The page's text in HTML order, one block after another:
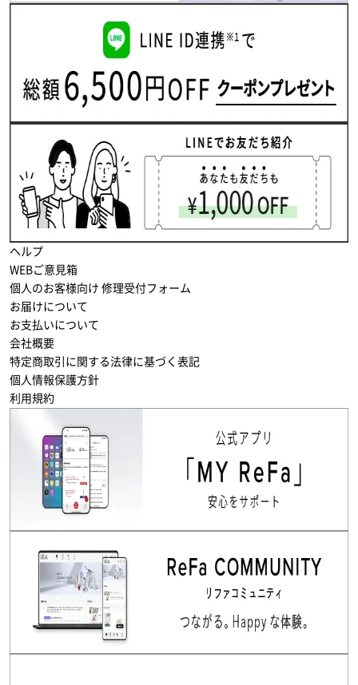
ヘルプ
WEBご意見箱
個人のお客様向け 修理受付フォーム
お届けについて
お支払いについて
会社概要
特定商取引に関する法律に基づく表記
個人情報保護方針
利用規約